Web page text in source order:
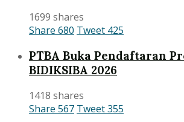
1699 shares
Share 680 Tweet 425
PTBA Buka Pendaftaran
BIDIKSIBA 2026
1418 shares
Share 567 Tweet355